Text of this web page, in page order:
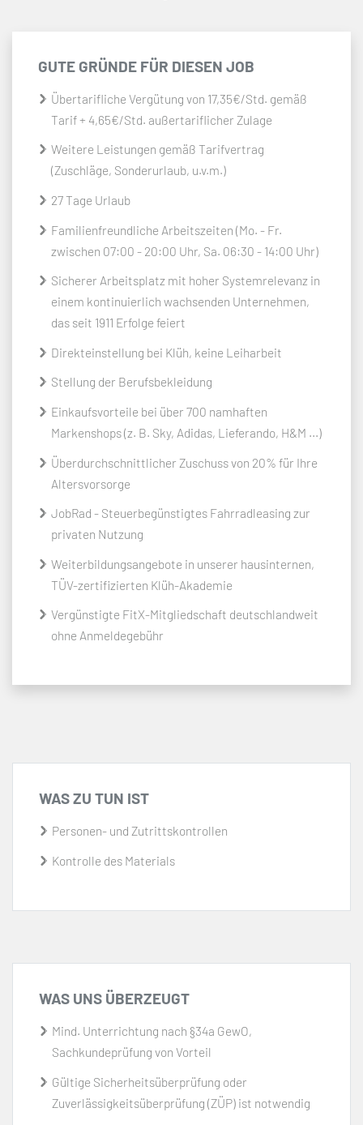
GUTE GRÜNDE FÜR DIESEN JOB
Übertarifliche Vergütung von 17,35€/Std. gemäß
Tarif + 4,65€/Std. außertariflicher Zulage
Weitere Leistungen gemäß Tarifvertrag
(Zuschläge, Sonderurlaub, u.v.m.)
27 Tage Urlaub
Familienfreundliche Arbeitszeiten (Mo. - Fr.
zwischen 07:00 - 20:00 Uhr, Sa. 06:30 - 14:00 Uhr)
Sicherer Arbeitsplatz mit hoher Systemrelevanz in
einem kontinuierlich wachsenden Unternehmen,
das seit 1911 Erfolge feiert
Direkteinstellung bei Klüh, keine Leiharbeit
Stellung der Berufsbekleidung
Einkaufsvorteile bei über 700 namhaften
Markenshops (z. B. Sky, Adidas, Lieferando, H&M ...)
Überdurchschnittlicher Zuschuss von 20% für Ihre
Altersvorsorge
JobRad - Steuerbegünstigtes Fahrradleasing zur
privaten Nutzung
Weiterbildungsangebote in unserer hausinternen,
TÜV-zertifizierten Klüh-Akademie
Vergünstigte FitX-Mitgliedschaft deutschlandweit
ohne Anmeldegebühr
WAS ZU TUN IST
Personen- und Zutrittskontrollen
Kontrolle des Materials
WAS UNS ÜBERZEUGT
Mind. Unterrichtung nach §34a GewO,
Sachkundeprüfung von Vorteil
Gültige Sicherheitsüberprüfung oder
Zuverlässigkeitsüberprüfung (ZÜP) ist notwendig